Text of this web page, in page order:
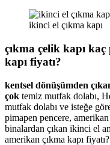
ikinci el çıkma kapı
çıkma çelik kapı
kapı fiyatı?
kentsel dönüşümden
çok temiz mutfak dolabı,
mutfak dolabı ve isteğe
pimapen pencere, amerikan
binalardan çıkan ikinci el
amerikan çıkma kapı fiyatı?